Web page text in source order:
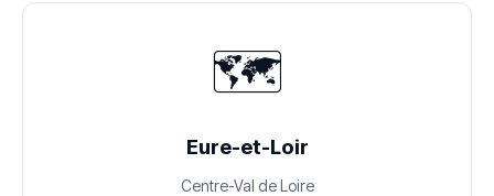
🗺️
Eure-et-Loir
Centre-Val de Loire